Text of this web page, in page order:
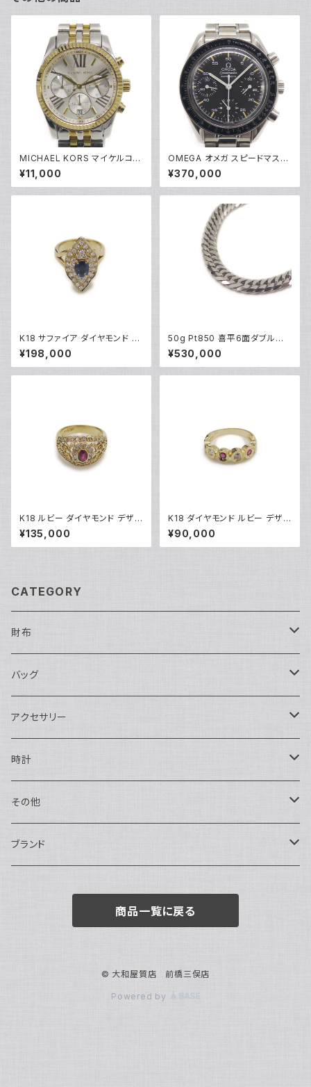
MICHAEL KORS マイケルコー
ス クォーツ クロノグラフ 腕時計
銀文字盤 MK5955 Y05269
¥11,000
OMEGA オメガ スピードマスタ
ー オートマチック 3510.50 自
動巻き クロノグラフ Y05155
¥370,000
K18 サファイア ダイヤモンド デ
ザインリング 18金 指輪 12号 Y
05246
¥198,000
50g Pt850 喜平6面ダブルネッ
クレス プラチナ ネックレスチェ
ーン Y05262
¥530,000
K18 ルビー ダイヤモンド デザイ
ンリング 18金 指輪 10号 Y052
45
¥135,000
K18 ダイヤモンド ルビー デザイ
ンリング 18金 指輪 8号 Y0491
8
¥90,000
CATEGORY
財布
長財布
二つ折り
バッグ
ショルダーバッグ・ボディバッグ
ハンドバッグ・ポーチ
トートバッグ
バックパック・リュックサック
ボストンバッグ
アクセサリー
ネックレス
指輪
ピアス・イヤリング
チャーム・キーホルダー
時計
アナログ・機械式
アナログ・クォーツ
その他
ペン・万年筆
ブランド
BOTTEGA VENETA
商品一覧に戻る
© 大和屋質店 前橋三俣店
Powered by